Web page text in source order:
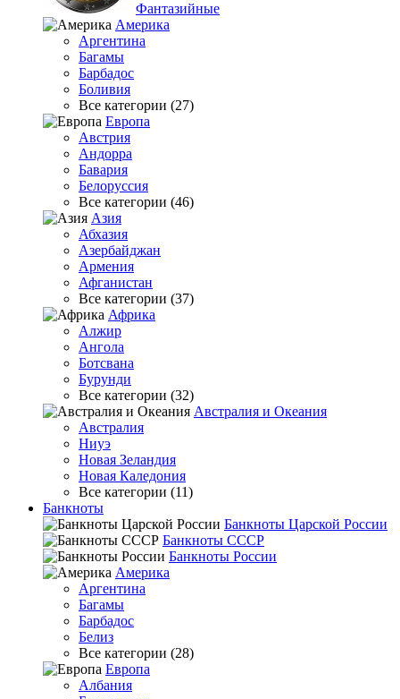
Фантазийные
Америка
Аргентина
Багамы
Барбадос
Боливия
Все категории (27)
Европа
Австрия
Андорра
Бавария
Белоруссия
Все категории (46)
Азия
Абхазия
Азербайджан
Армения
Афганистан
Все категории (37)
Африка
Алжир
Ангола
Ботсвана
Бурунди
Все категории (32)
Австралия и Океания
Австралия
Ниуэ
Новая Зеландия
Новая Каледония
Все категории (11)
Банкноты
Банкноты Царской России
Банкноты СССР
Банкноты России
Америка
Аргентина
Багамы
Барбадос
Белиз
Все категории (28)
Европа
Албания